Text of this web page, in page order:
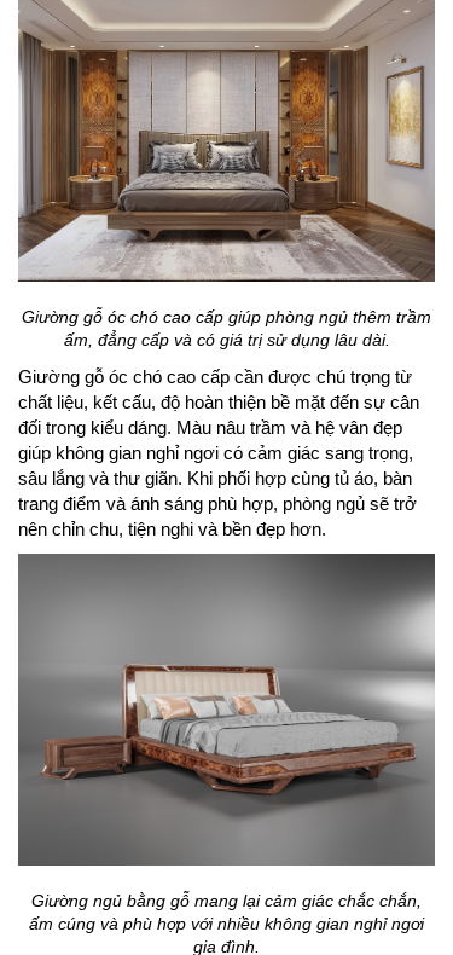
Giường gỗ óc chó cao cấp giúp phòng ngủ thêm trầm
ấm, đẳng cấp và có giá trị sử dụng lâu dài.
Giường gỗ óc chó cao cấp cần được chú trọng từ
chất liệu, kết cấu, độ hoàn thiện bề mặt đến sự cân
đối trong kiểu dáng. Màu nâu trầm và hệ vân đẹp
giúp không gian nghỉ ngơi có cảm giác sang trọng,
sâu lắng và thư giãn. Khi phối hợp cùng tủ áo, bàn
trang điểm và ánh sáng phù hợp, phòng ngủ sẽ trở
nên chỉn chu, tiện nghi và bền đẹp hơn.
Giường ngủ bằng gỗ mang lại cảm giác chắc chắn,
ấm cúng và phù hợp với nhiều không gian nghỉ ngơi
gia đình.